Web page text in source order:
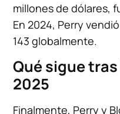
millones de dólares,
En 2024, Perry
143 globalmente.
Qué sigue
2025
Finalmente, Perry y